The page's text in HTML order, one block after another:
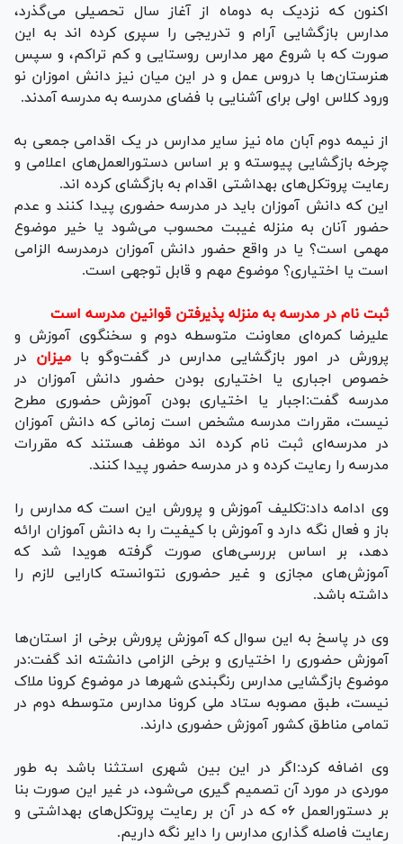
اکنون که نزدیک به دوماه از آغاز سال تحصیلی می‌گذرد،
مدارس بازگشایی آرام و تدریجی را سپری کرده اند به این
صورت که با شروع مهر مدارس روستایی و کم تراکم، و سپس
هنرستان‌ها با دروس عمل و در این میان نیز دانش اموزان نو
ورود کلاس اولی برای آشنایی با فضای مدرسه به مدرسه آمدند.
از نیمه دوم آبان ماه نیز سایر مدارس در یک اقدامی جمعی به
چرخه بازگشایی پیوسته و بر اساس دستورالعمل‌های اعلامی و
رعایت پروتکل‌های بهداشتی اقدام به بازگشای کرده اند.
این که دانش آموزان باید در مدرسه حضوری پیدا کنند و عدم
حضور آنان به منزله غیبت محسوب می‌شود یا خیر موضوع
مهمی است؟ یا در واقع حضور دانش آموزان درمدرسه الزامی
است یا اختیاری؟ موضوع مهم و قابل توجهی است.
ثبت نام در مدرسه به منزله پذیرفتن قوانین مدرسه است
علیرضا کمره‌ای معاونت متوسطه دوم و سخنگوی آموزش و
پرورش در امور بازگشایی مدارس در گفت‌وگو بامیزان در
خصوص اجباری یا اختیاری بودن حضور دانش آموزان در
مدرسه گفت:اجبار یا اختیاری بودن آموزش حضوری مطرح
نیست، مقررات مدرسه مشخص است زمانی که دانش آموزان
در مدرسه‌ای ثبت نام کرده اند موظف هستند که مقررات
مدرسه را رعایت کرده و در مدرسه حضور پیدا کنند.
وی ادامه داد:تکلیف آموزش و پرورش این است که مدارس را
باز و فعال نگه دارد و آموزش با کیفیت را به دانش آموزان ارائه
دهد، بر اساس بررسی‌های صورت گرفته هویدا شد که
آموزش‌های مجازی و غیر حضوری نتوانسته کارایی لازم را
داشته باشد.
وی در پاسخ به این سوال که آموزش پرورش برخی از استان‌ها
آموزش حضوری را اختیاری و برخی الزامی دانشته اند گفت:در
موضوع بازگشایی مدارس رنگبندی شهر‌ها در موضوع کرونا ملاک
نیست، طبق مصوبه ستاد ملی کرونا مدارس متوسطه دوم در
تمامی مناطق کشور آموزش حضوری دارند.
وی اضافه کرد:اگر در این بین شهری استثنا باشد به طور
موردی در مورد آن تصمیم گیری می‌شود، در غیر این صورت بنا
بر دستورالعمل ۰۶ که در آن بر رعایت پروتکل‌های بهداشتی و
رعایت فاصله گذاری مدارس را دایر نگه داریم.